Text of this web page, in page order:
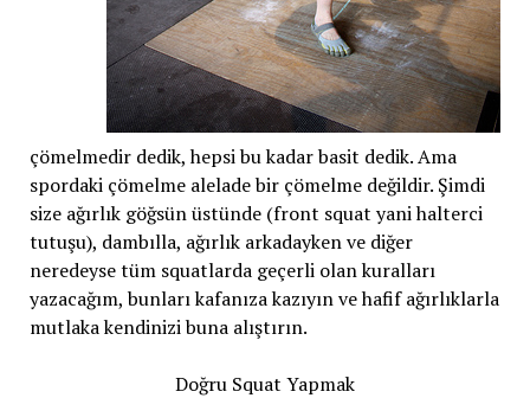
çömelmedir dedik, hepsi bu kadar basit dedik. Ama
spordaki çömelme alelade bir çömelme değildir. Şimdi
size ağırlık göğsün üstünde (front squat yani halterci
tutuşu), dambılla, ağırlık arkadayken ve diğer
neredeyse tüm squatlarda geçerli olan kuralları
yazacağım, bunları kafanıza kazıyın ve hafif ağırlıklarla
mutlaka kendinizi buna alıştırın.
Doğru Squat Yapmak